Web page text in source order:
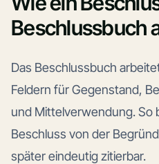
Beschlussbuch
Das Beschlussbuch
Feldern für Gegenstand,
und Mittelverwendung. So
Beschluss von der
später eindeutig zitierbar.